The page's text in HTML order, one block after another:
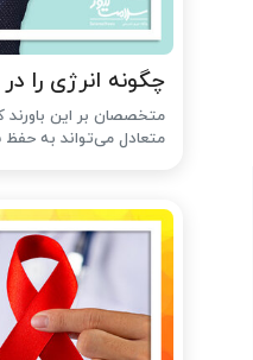
چگونه انرژی را
متخصصان بر این باورند
متعادل می‌تواند به